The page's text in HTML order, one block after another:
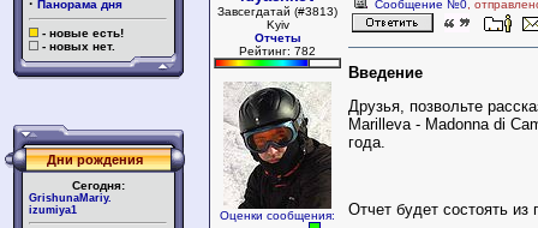
· Панорама дня
- новые есть!
- новых нет.
Дни рождения
Сегодня:
GrishunaMariy.
izumiya1
Завсегдатай (#3813)
Kyiv
Отчеты
Рейтинг: 782
Оценки сообщения:
Сообщение №0 ,
Введение
Друзья, позвольте
Marilleva - Madonna di
года.
Отчет будет состоять из